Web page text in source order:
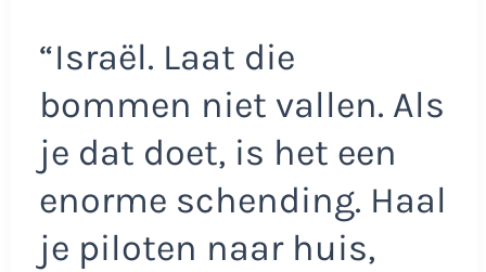
“Israël. Laat die
bommen niet vallen. Als
je dat doet, is het een
enorme schending. Haal
je piloten naar huis,